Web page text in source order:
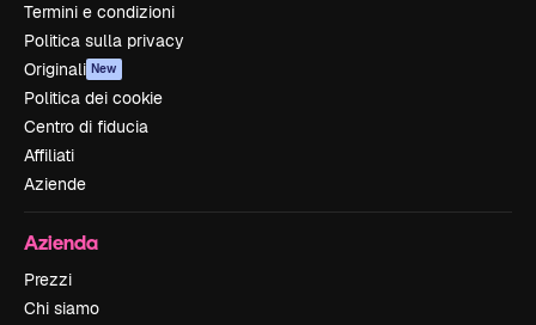
Termini e condizioni
Politica sulla privacy
Originali New
Politica dei cookie
Centro di fiducia
Affiliati
Aziende
Azienda
Prezzi
Chi siamo